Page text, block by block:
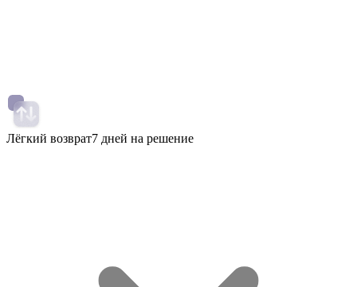
Лёгкий возврат7 дней на решение